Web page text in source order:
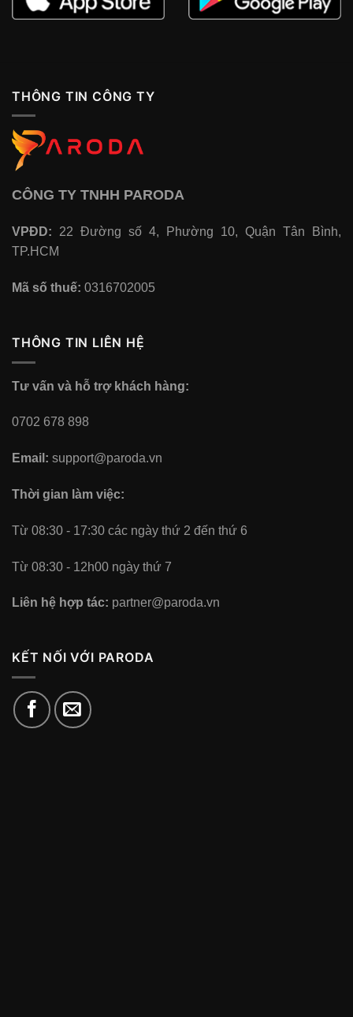
THÔNG TIN CÔNG TY
CÔNG TY TNHH PARODA
VPĐD: 22 Đường số 4, Phường 10, Quận Tân Bình,
TP.HCM
Mã số thuế: 0316702005
THÔNG TIN LIÊN HỆ
Tư vấn và hỗ trợ khách hàng:
0702 678 898
Email: support@paroda.vn
Thời gian làm việc:
Từ 08:30 - 17:30 các ngày thứ 2 đến thứ 6
Từ 08:30 - 12h00 ngày thứ 7
Liên hệ hợp tác: partner@paroda.vn
KẾT NỐI VỚI PARODA